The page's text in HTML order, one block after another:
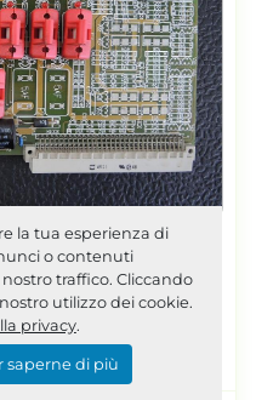
la tua esperienza di
o contenuti
traffico. Cliccando
utilizzo dei cookie.
privacy.
saperne di più
123.946 A